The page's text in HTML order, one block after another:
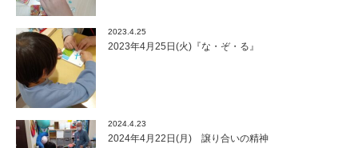
2023.4.25
2023年4月25日(火)『な・ぞ・る』
2024.4.23
2024年4月22日(月) 譲り合いの精神